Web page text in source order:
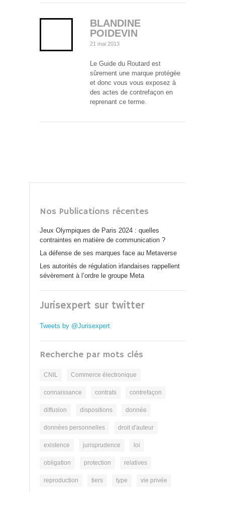
BLANDINE
POIDEVIN
21 mai 2013
Le Guide du Routard est
sûrement une marque protégée
et donc vous vous exposez à
des actes de contrefaçon en
reprenant ce terme.
Nos Publications récentes
Jeux Olympiques de Paris 2024 : quelles
contraintes en matière de communication ?
La défense de ses marques face au Metaverse
Les autorités de régulation irlandaises rappellent
sévèrement à l’ordre le groupe Meta
Jurisexpert sur twitter
Tweets by @Jurisexpert
Recherche par mots clés
CNIL Commerce électronique
connaissance contrats contrefaçon
diffusion dispositions donnée
données personnelles droit d'auteur
existence jurisprudence loi
obligation protection relatives
reproduction tiers type vie privée